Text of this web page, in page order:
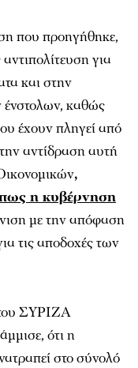
που προηγήθηκε,
για
και στην
καθώς
έχουν πληγεί από
αντίδραση αυτή
,
πως η κυβέρνηση
με την απόφαση
τις αποδοχές των
ΣΥΡΙΖΑ
ότι η
στο σύνολό